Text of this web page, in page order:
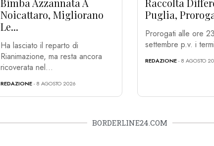
Bimba Azzannata A
Noicattaro, Migliorano
Le...
Ha lasciato il reparto di
Rianimazione, ma resta ancora
ricoverata nel...
REDAZIONE- 8 AGOSTO 2026
Raccolta
Puglia,
Prorogati alle ore
settembre p.v. i
REDAZIONE- 8 AGOSTO
BORDERLINE24.COM